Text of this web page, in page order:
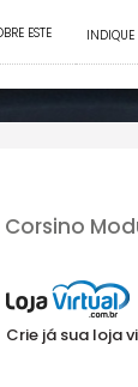
ESTE
INDIQUE
Corsino
Crie já sua loja